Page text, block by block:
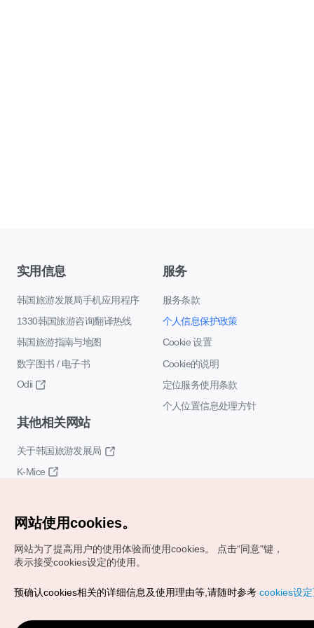
实用信息
韩国旅游发展局手机应用程序
1330韩国旅游咨询翻译热线
韩国旅游指南与地图
数字图书 / 电子书
Odii
服务
服务条款
个人信息保护政策
Cookie 设置
Cookie的说明
定位服务使用条款
个人位置信息处理方针
其他相关网站
关于韩国旅游发展局
K-Mice
Copyrights (c) 韩国旅游发展局版权所有
VISITKOREA官方邮箱
网站使用cookies。
网站为了提高用户的使用体验而使用cookies。
点击“同意"键，
表示接受cookies设定的使用。
预确认cookies相关的详细信息及使用理由等,请随时参考 cookies设